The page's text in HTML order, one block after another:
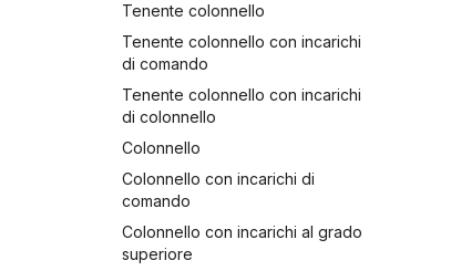
Tenente colonnello
Tenente colonnello con incarichi
di comando
Tenente colonnello con incarichi
di colonnello
Colonnello
Colonnello con incarichi di
comando
Colonnello con incarichi al grado
superiore